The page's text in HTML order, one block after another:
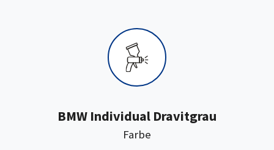
Farbe
BMW Individual Dravitgrau